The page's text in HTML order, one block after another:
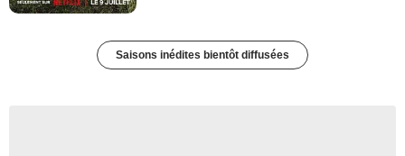
Saisons inédites bientôt diffusées